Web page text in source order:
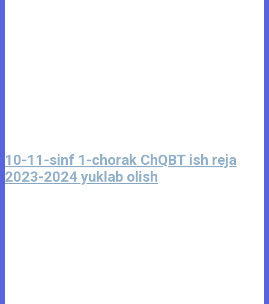
10-11-sinf 1-chorak ChQBT ish reja
2023-2024 yuklab olish